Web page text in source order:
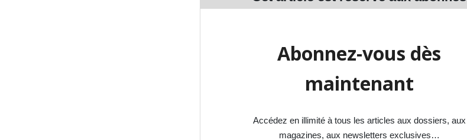
Abonnez-vous dès
maintenant
Accédez en illimité à tous les articles aux dossiers, aux
magazines, aux newsletters exclusives…